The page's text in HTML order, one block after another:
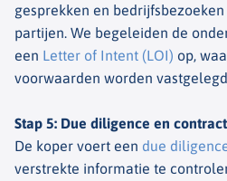
gesprekken en
partijen. We begeleiden de
een Letter of Intent (LOI) op,
voorwaarden worden
Stap 5: Due diligence en
De koper voert een due
verstrekte informatie te